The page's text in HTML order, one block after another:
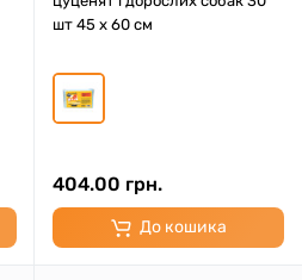
шт 45 х 60 см
404.00 грн.
До кошика